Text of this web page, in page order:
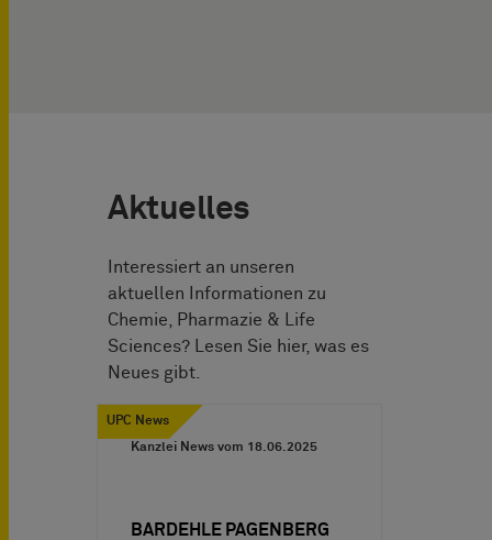
Aktuelles
Interessiert an unseren
aktuellen Informationen zu
Chemie, Pharmazie & Life
Sciences? Lesen Sie hier, was es
Neues gibt.
UPC News
Kanzlei News vom 18.06.2025
BARDEHLE PAGENBERG